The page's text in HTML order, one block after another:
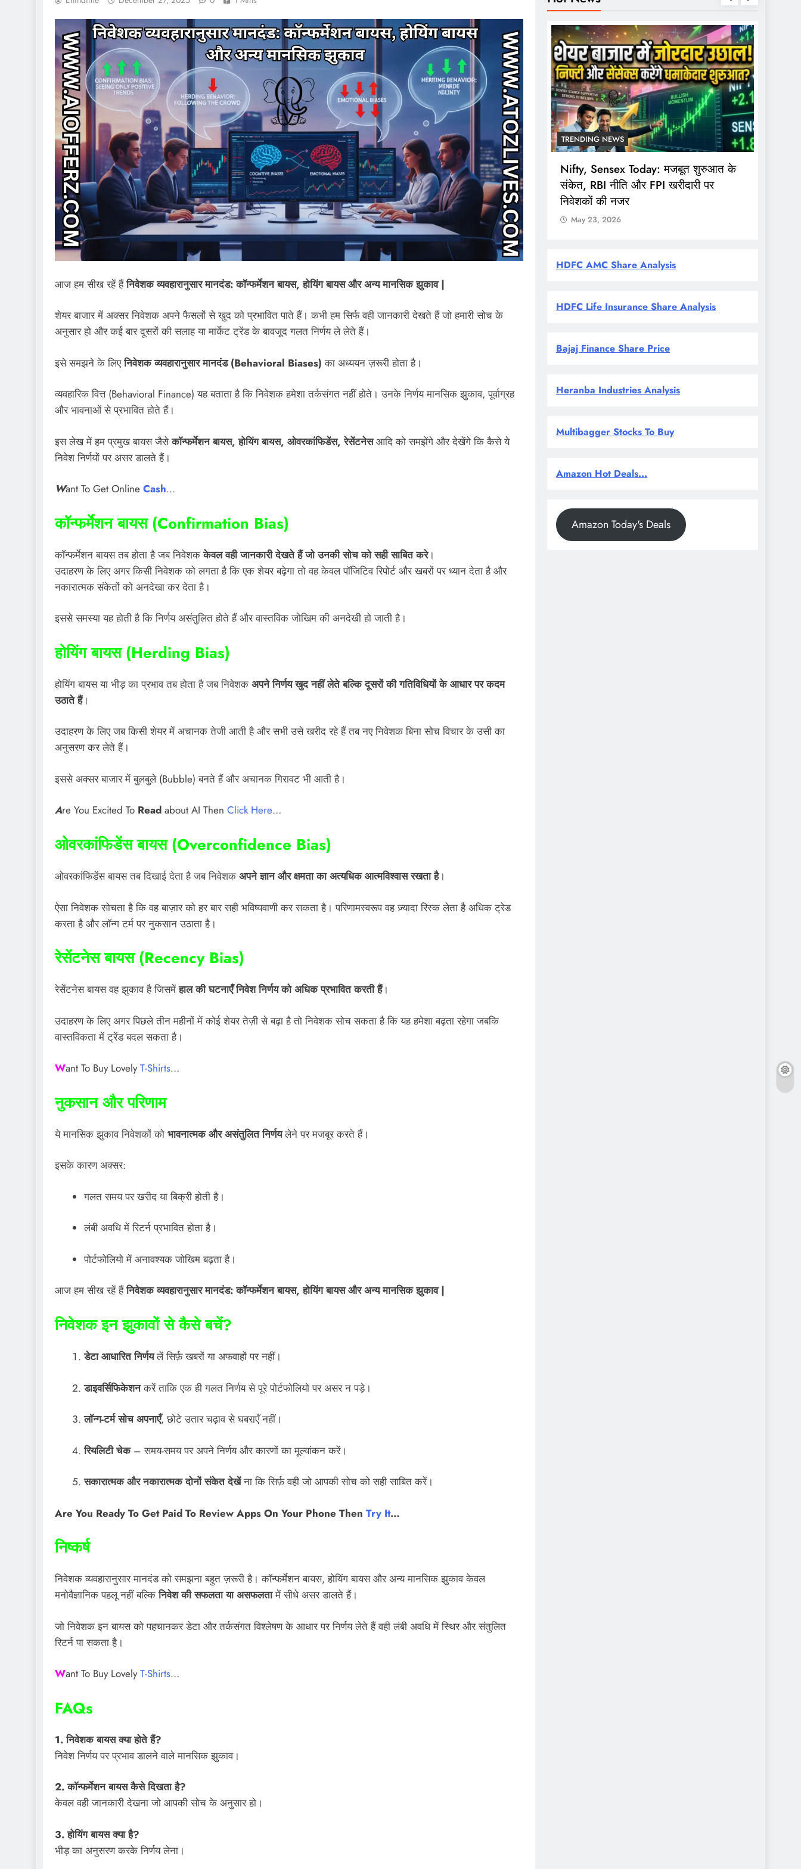
आज हम सीख रहें हैंनिवेशक व्यवहारानुसार मानदंड: कॉन्फर्मेशन बायस, होयिंग बायस और अन्य मानसिक झुकाव |
शेयर बाजार में अक्सर निवेशक अपने फैसलों से खुद को प्रभावित पाते हैं। कभी हम सिर्फ वही जानकारी देखते हैं जो हमारी सोच के
अनुसार हो और कई बार दूसरों की सलाह या मार्केट ट्रेंड के बावजूद गलत निर्णय ले लेते हैं।
इसे समझने के लिएनिवेशक व्यवहारानुसार मानदंड (Behavioral Biases) का अध्ययन ज़रूरी होता है।
व्यवहारिक वित्त (Behavioral Finance) यह बताता है कि निवेशक हमेशा तर्कसंगत नहीं होते। उनके निर्णय मानसिक झुकाव, पूर्वाग्रह
और भावनाओं से प्रभावित होते हैं।
इस लेख में हम प्रमुख बायस जैसेकॉन्फर्मेशन बायस, होयिंग बायस, ओवरकांफिडेंस, रेसेंटनेसआदि को समझेंगे और देखेंगे कि कैसे ये
निवेश निर्णयों पर असर डालते हैं।
Want To Get Online Cash…
कॉन्फर्मेशन बायस (Confirmation Bias)
कॉन्फर्मेशन बायस तब होता है जब निवेशककेवल वही जानकारी देखते हैं जो उनकी सोच को सही साबित करे।
उदाहरण के लिए अगर किसी निवेशक को लगता है कि एक शेयर बढ़ेगा तो वह केवल पॉजिटिव रिपोर्ट और खबरों पर ध्यान देता है और
नकारात्मक संकेतों को अनदेखा कर देता है।
इससे समस्या यह होती है कि निर्णय असंतुलित होते हैं और वास्तविक जोखिम की अनदेखी हो जाती है।
होयिंग बायस (Herding Bias)
होयिंग बायस या भीड़ का प्रभाव तब होता है जब निवेशक अपने निर्णय खुद नहीं लेते बल्कि दूसरों की गतिविधियों के आधार पर कदम
उठाते हैं।
उदाहरण के लिए जब किसी शेयर में अचानक तेजी आती है और सभी उसे खरीद रहे हैं तब नए निवेशक बिना सोच विचार के उसी का
अनुसरण कर लेते हैं।
इससे अक्सर बाजार में बुलबुले (Bubble) बनते हैं और अचानक गिरावट भी आती है।
Are You Excited To Read about AI Then Click Here…
ओवरकांफिडेंस बायस (Overconfidence Bias)
ओवरकांफिडेंस बायस तब दिखाई देता है जब निवेशक अपने ज्ञान और क्षमता का अत्यधिक आत्मविश्वास रखता है।
ऐसा निवेशक सोचता है कि वह बाज़ार को हर बार सही भविष्यवाणी कर सकता है। परिणामस्वरूप वह ज़्यादा रिस्क लेता है अधिक ट्रेड
करता है और लॉन्ग टर्म पर नुकसान उठाता है।
रेसेंटनेस बायस (Recency Bias)
रेसेंटनेस बायस वह झुकाव है जिसमेंहाल की घटनाएँ निवेश निर्णय को अधिक प्रभावित करती हैं।
उदाहरण के लिए अगर पिछले तीन महीनों में कोई शेयर तेज़ी से बढ़ा है तो निवेशक सोच सकता है कि यह हमेशा बढ़ता रहेगा जबकि
वास्तविकता में ट्रेंड बदल सकता है।
Want To Buy LovelyT-Shirts…
नुकसान और परिणाम
ये मानसिक झुकाव निवेशकों को भावनात्मक और असंतुलित निर्णयलेने पर मजबूर करते हैं।
इसके कारण अक्सर:
गलत समय पर खरीद या बिक्री होती है।
लंबी अवधि में रिटर्न प्रभावित होता है।
पोर्टफोलियो में अनावश्यक जोखिम बढ़ता है।
आज हम सीख रहें हैंनिवेशक व्यवहारानुसार मानदंड: कॉन्फर्मेशन बायस, होयिंग बायस और अन्य मानसिक झुकाव |
निवेशक इन झुकावों से कैसे बचें?
डेटा आधारित निर्णयलें सिर्फ़ खबरों या अफवाहों पर नहीं।
डाइवर्सिफिकेशनकरें ताकि एक ही गलत निर्णय से पूरे पोर्टफोलियो पर असर न पड़े।
लॉन्ग-टर्म सोच अपनाएँ, छोटे उतार चढ़ाव से घबराएँ नहीं।
रियलिटी चेक– समय-समय पर अपने निर्णय और कारणों का मूल्यांकन करें।
सकारात्मक और नकारात्मक दोनों संकेत देखेंना कि सिर्फ़ वही जो आपकी सोच को सही साबित करें।
Are You Ready To Get Paid To Review Apps On Your Phone Then Try It…
निष्कर्ष
निवेशक व्यवहारानुसार मानदंड को समझना बहुत ज़रूरी है। कॉन्फर्मेशन बायस, होयिंग बायस और अन्य मानसिक झुकाव केवल
मनोवैज्ञानिक पहलू नहीं बल्किनिवेश की सफलता या असफलतामें सीधे असर डालते हैं।
जो निवेशक इन बायस को पहचानकर डेटा और तर्कसंगत विश्लेषण के आधार पर निर्णय लेते हैं वही लंबी अवधि में स्थिर और संतुलित
रिटर्न पा सकता है।
Want To Buy LovelyT-Shirts…
FAQs
1. निवेशक बायस क्या होते हैं?
निवेश निर्णय पर प्रभाव डालने वाले मानसिक झुकाव।
2. कॉन्फर्मेशन बायस कैसे दिखता है?
केवल वही जानकारी देखना जो आपकी सोच के अनुसार हो।
3. होयिंग बायस क्या है?
भीड़ का अनुसरण करके निर्णय लेना।
TRENDING NEWS
Best Commodity Trading Apps in
India for Commodity Market Analysis
May 23, 2026
TRENDING NEWS
Nifty, Sensex Today: मजबूत शुरुआत के
संकेत, RBI नीति और FPI खरीदारी पर
निवेशकों की नजर
May 23, 2026
HDFC AMC Share Analysis
HDFC Life Insurance Share Analysis
Bajaj Finance Share Price
Heranba Industries Analysis
Multibagger Stocks To Buy
Amazon Hot Deals...
Amazon Today's Deals